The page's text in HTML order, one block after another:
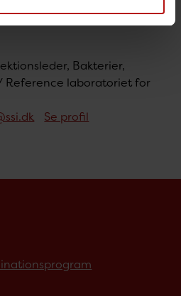
Bakterier,
Reference laboratoriet for
Se profil